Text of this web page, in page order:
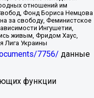
отношений им
Фонд Бориса Немцова
за свободу, Феминистское
Ингушетии,
живым, Фридом Хаус,
Лига Украины
7756/ данные
функции